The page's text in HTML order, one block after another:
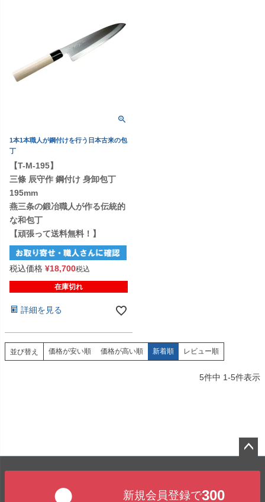
1本1本職人が鋼付けを行う日本古来の包
丁
【T-M-195】
三條 辰守作 鋼付け 身卸包丁
195mm
燕三条の鍛冶職人が作る伝統的
な和包丁
【頑張って送料無料！】
税込価格 ¥18,700税込
在庫切れ
詳細を見る
並び替え 価格が安い順 価格が高い順 新着順 レビュー順
5件中 1-5件表示
新規会員登録で300